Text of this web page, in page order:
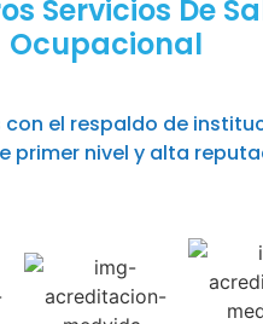
Servicios De
Ocupacional
el respaldo de
primer nivel y alta